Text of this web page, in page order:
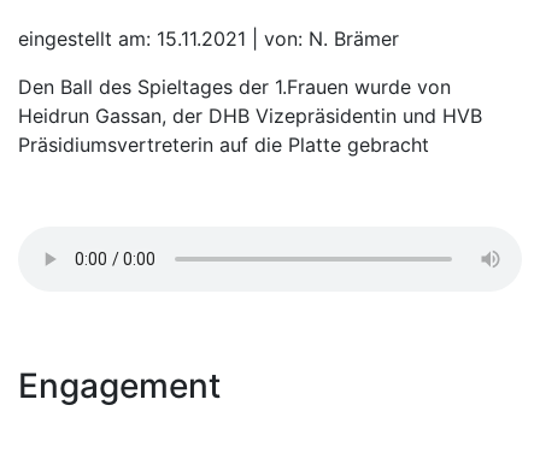
eingestellt am: 15.11.2021 | von: N. Brämer
Den Ball des Spieltages der 1.Frauen wurde von
Heidrun Gassan, der DHB Vizepräsidentin und HVB
Präsidiumsvertreterin auf die Platte gebracht
Engagement